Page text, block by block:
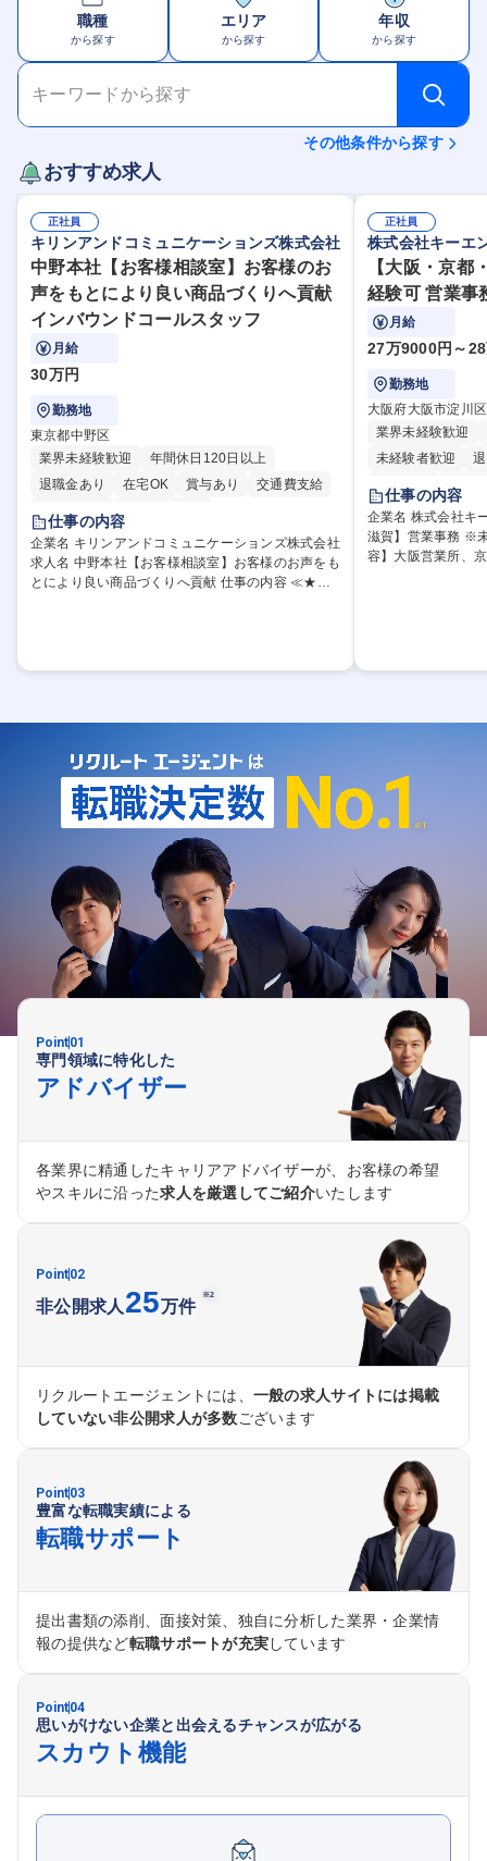
職種
から探す
エリア
から探す
年収
から探す
キーワードから探す
その他条件から探す
おすすめ求人
正社員
キリンアンドコミュニケーションズ株式会社
中野本社【お客様相談室】お客様のお
声をもとにより良い商品づくりへ貢献
インバウンドコールスタッフ
月給
30万円
勤務地
東京都中野区
業界未経験歓迎
年間休日120日以上
退職金あり
在宅OK 賞与あり
交通費支給
土日祝休み
仕事の内容
企業名 キリンアンドコミュニケーションズ株式会社
求人名 中野本社【お客様相談室】お客様のお声をも
とにより良い商品づくりへ貢献 仕事の内容 ≪★コ
するとともにグループ内活動に反映しています。
指摘品調査報告書作成、有人チャットボット対応な
ど。 【1日の対応件数】■電話：月間一人当たり平
均100件前後■メール・手紙：同上40件前後 募集職
種 中野本社【お客様相談室】お客様のお声をもとに
より良い商品づくりへ貢献
正社員
株式会社キーエ
【大阪・京
経験可 営業事
月給
27万9000円～
勤務地
大阪府大阪市淀川区
業界未経験歓迎
未経験者歓迎
育休あり
完全
駅近5分以内
土
仕事の内容
企業名 株式会社キーエンス 求人名
滋賀】営業事務 ※未経験可 仕事
容】大阪営業所、
す。業務システム
集職種 【大阪・
Point01
専門領域に特化した
アドバイザー
各業界に精通したキャリアアドバイザーが、お客様の希望
やスキルに沿った求人を厳選してご紹介いたします
Point02
非公開求人 25万件
※2
リクルートエージェントには、 一般の求人サイトには掲載
していない非公開求人が多数ございます
Point03
豊富な転職実績による
転職サポート
提出書類の添削、面接対策、独自に分析した業界・企業情
報の提供など転職サポートが充実しています
Point04
思いがけない企業と出会えるチャンスが広がる
スカウト機能